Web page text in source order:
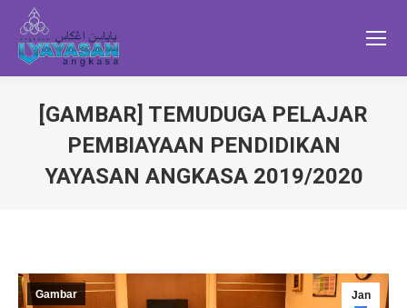
[GAMBAR] TEMUDUGA PELAJAR
PEMBIAYAAN PENDIDIKAN
YAYASAN ANGKASA 2019/2020
Jan
Gambar